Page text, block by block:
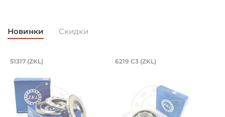
Возможность дополнительной смазки
Классификация завода - производителя:
Однорядные радиальные шариковые подшипники
Страна происхождения:
Новинки Скидки
Подшипник 85х150х49 мм,
51317 (ZKL) Подшипник
6219 C3 (ZKL)